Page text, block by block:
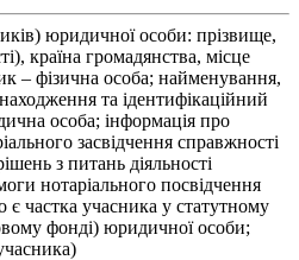
юридичної особи: прізвище,
країна громадянства, місце
– фізична особа; найменування,
та ідентифікаційний
особа; інформація про
засвідчення справжності
з питань діяльності
нотаріального посвідчення
частка учасника у статутному
фонді) юридичної особи;